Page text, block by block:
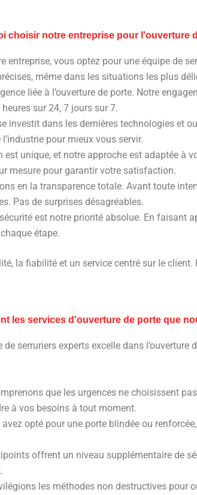
choisir notre entreprise pour l'ouverture
entreprise, vous optez pour une équipe de
même dans les situations les plus
liée à l’ouverture de porte. Notre
sur 24, 7 jours sur 7.
investit dans les dernières technologies et
pour mieux vous servir.
est unique, et notre approche est adaptée à
mesure pour garantir votre satisfaction.
en la transparence totale. Avant toute
Pas de surprises désagréables.
est notre priorité absolue. En faisant
étape.
la fiabilité et un service centré sur le
les services d'ouverture de porte que
serruriers experts excelle dans
que les urgences ne choisissent
à vos besoins à tout moment.
avez opté pour une porte blindée ou
offrent un niveau supplémentaire de
les méthodes non destructives pour